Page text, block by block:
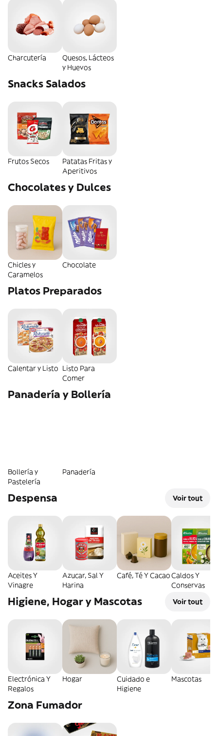
Charcutería
Quesos, Lácteos
y Huevos
Snacks Salados
Frutos Secos
Patatas Fritas y
Aperitivos
Chocolates y Dulces
Chicles y
Caramelos
Chocolate
Platos Preparados
Calentar y Listo Listo Para
Comer
Panadería y Bollería
Bollería y
Pastelería
Panadería
Despensa Voir tout
Aceites Y
Vinagre
Azucar, Sal Y
Harina
Café, Té Y CacaoCaldos Y
Conservas
Higiene, Hogar y Mascotas Voir tout
Electrónica Y
Regalos
Hogar
Cuidado e
Higiene
Mascotas
Zona Fumador